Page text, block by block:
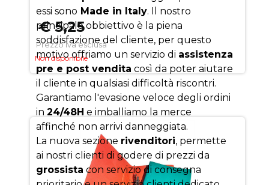
€ 5,25
Prezzo iva esclusa
Non disponibile
essi sono Made in Italy. Il nostro
principale obbiettivo è la piena
soddisfazione del cliente, per questo
motivo offriamo un servizio di assistenza
pre e post vendita così da poter aiutare
il cliente in qualsiasi difficoltà riscontri.
Garantiamo l'evasione veloce degli ordini
in 24/48H e imballiamo la merce
affinché non arrivi danneggiata.
La nuova sezione rivenditori, permette
ai nostri clienti di godere di prezzi da
grossista con servizio di consegna